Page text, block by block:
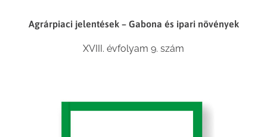
Agrárpiaci jelentések – Gabona és ipari növények
XVIII. évfolyam 9. szám